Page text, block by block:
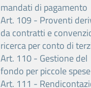
mandati di pagamento
Art. 109 - Proventi
da contratti e
ricerca per conto di
Art. 110 - Gestione del
fondo per piccole spese
Art. 111 -